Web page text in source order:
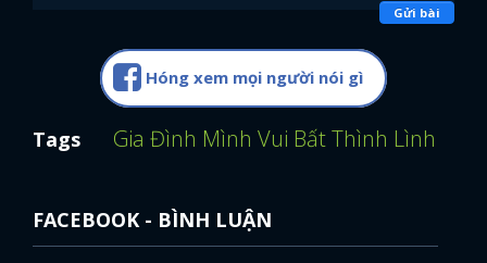
Gửi bài
Hóng xem mọi người nói gì
Tags Gia Đình Mình Vui Bất Thình Lình
FACEBOOK - BÌNH LUẬN